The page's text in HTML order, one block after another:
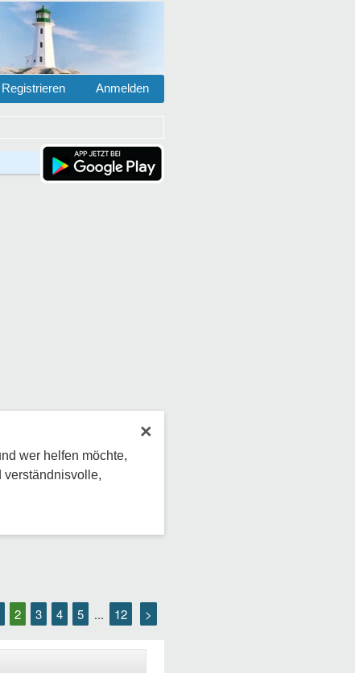
Anmelden
Registrieren
×
wer helfen möchte,
verständnisvolle,
2 3 4 5 ... 12 >